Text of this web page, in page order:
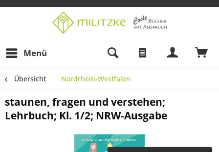
Menü
Übersicht Nordrhein-Westfalen
staunen, fragen und verstehen;
Lehrbuch; Kl. 1/2; NRW-Ausgabe